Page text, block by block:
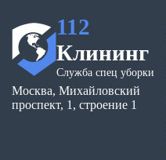
112
Клининг
Служба спец уборки
Москва, Михайловский
проспект, 1, строение 1